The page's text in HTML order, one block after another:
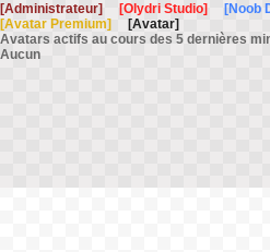
[Administrateur]
[Olydri Studio] [Noob
[Avatar Premium]
[Avatar]
Avatars actifs au cours des 5 dernières
Aucun